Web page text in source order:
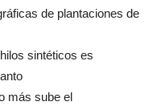
de plantaciones de
sintéticos es
más sube el